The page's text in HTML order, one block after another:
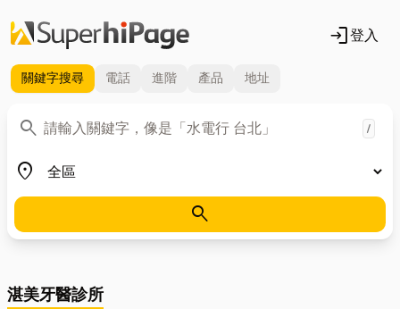
login登入
關鍵字搜尋 電話 進階 產品 地址
search
關鍵字 /
place
地區
search
湛美牙醫診所